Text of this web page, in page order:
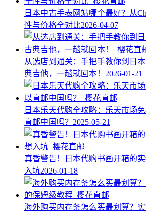
日本中古手表网站哪个最好？从
性与价格全对比2026-04-07
从选店到通关：手把手教你到日
典吉他，一趟就回本！ 2026-01-21
日本乐天代购全攻略：乐天市场
直邮中国吗？ 2025-05-21
真香警告！日本代购书画开箱的
入坑2026-01-18
海外购买内存条怎么买最划算？